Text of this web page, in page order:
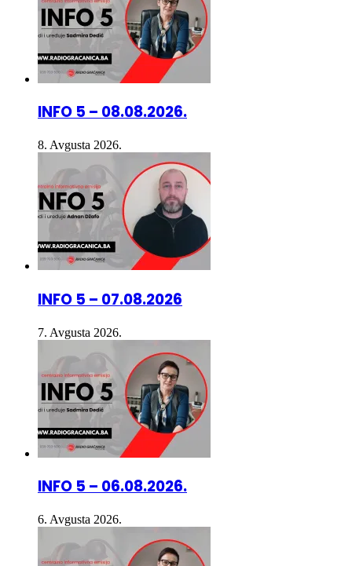
INFO 5 – 08.08.2026.
8. Avgusta 2026.
INFO 5 – 07.08.2026
7. Avgusta 2026.
INFO 5 – 06.08.2026.
6. Avgusta 2026.